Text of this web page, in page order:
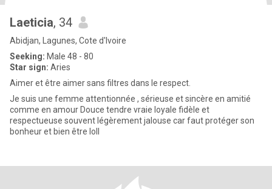
Laeticia, 34
Abidjan, Lagunes, Cote d'Ivoire
Seeking: Male 48 - 80
Star sign: Aries
Aimer et être aimer sans filtres dans le respect.
Je suis une femme attentionnée , sérieuse et sincère en amitié
comme en amour Douce tendre vraie loyale fidèle et
respectueuse souvent légèrement jalouse car faut protéger son
bonheur et bien être loll